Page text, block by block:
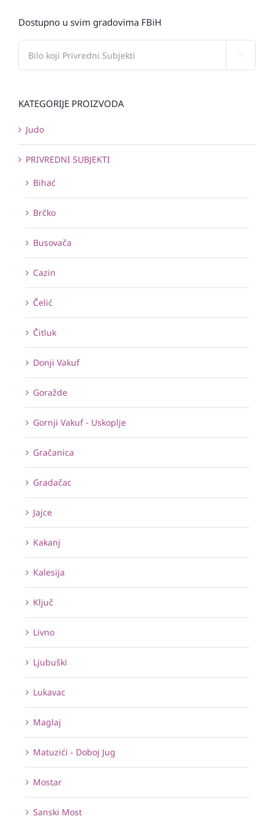
Dostupno u svim gradovima FBiH
KATEGORIJE PROIZVODA
Judo
PRIVREDNI SUBJEKTI
Bihać
Brčko
Busovača
Cazin
Čelić
Čitluk
Donji Vakuf
Goražde
Gornji Vakuf - Uskoplje
Gračanica
Gradačac
Jajce
Kakanj
Kalesija
Ključ
Livno
Ljubuški
Lukavac
Maglaj
Matuzići - Doboj Jug
Mostar
Sanski Most